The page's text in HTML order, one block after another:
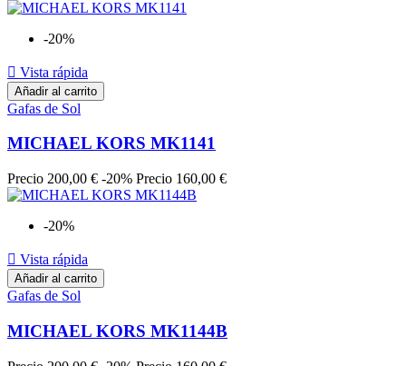
-20%
 Vista rápida
Añadir al carrito
Gafas de Sol
MICHAEL KORS MK1141
Precio 200,00 € -20% Precio 160,00 €
-20%
 Vista rápida
Añadir al carrito
Gafas de Sol
MICHAEL KORS MK1144B